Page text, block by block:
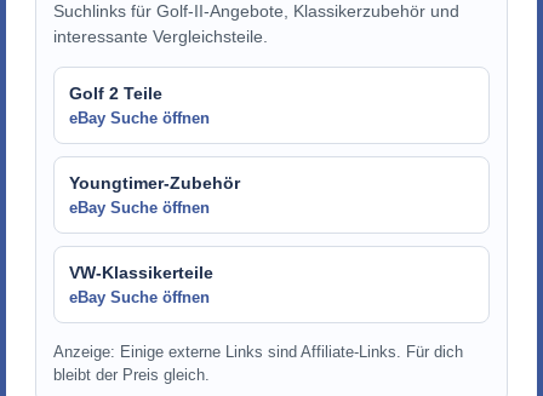
Suchlinks für Golf-II-Angebote, Klassikerzubehör und
interessante Vergleichsteile.
Golf 2 Teile
eBay Suche öffnen
Youngtimer-Zubehör
eBay Suche öffnen
VW-Klassikerteile
eBay Suche öffnen
Anzeige: Einige externe Links sind Affiliate-Links. Für dich
bleibt der Preis gleich.